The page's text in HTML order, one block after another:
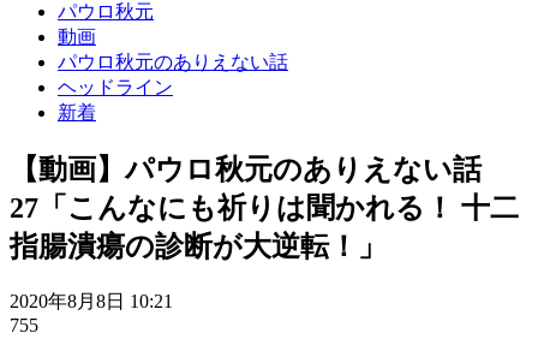
パウロ秋元
動画
パウロ秋元のありえない話
ヘッドライン
新着
【動画】パウロ秋元のありえない話
27「こんなにも祈りは聞かれる！ 十二
指腸潰瘍の診断が大逆転！」
2020年8月8日 10:21
755